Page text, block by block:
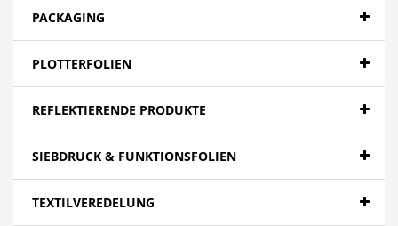
PACKAGING
PLOTTERFOLIEN
REFLEKTIERENDE PRODUKTE
SIEBDRUCK & FUNKTIONSFOLIEN
TEXTILVEREDELUNG